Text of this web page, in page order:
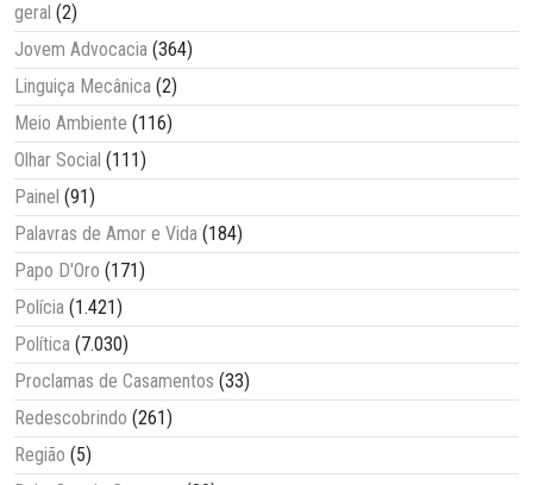
geral (2)
Jovem Advocacia (364)
Linguiça Mecânica (2)
Meio Ambiente (116)
Olhar Social (111)
Painel (91)
Palavras de Amor e Vida (184)
Papo D'Oro (171)
Polícia (1.421)
Política (7.030)
Proclamas de Casamentos (33)
Redescobrindo (261)
Região (5)